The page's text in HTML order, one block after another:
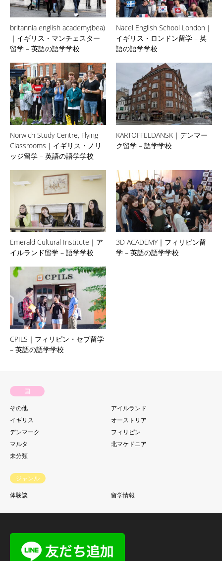
britannia english academy(bea)
｜イギリス・マンチェスター
留学 – 英語の語学学校
Nacel English School London｜
イギリス・ロンドン留学 – 英
語の語学学校
Norwich Study Centre, Flying
Classrooms｜イギリス・ノリ
ッジ留学 – 英語の語学学校
KARTOFFELDANSK｜デンマー
ク留学 – 語学学校
Emerald Cultural Institute｜ア
イルランド留学 – 語学学校
3D ACADEMY｜フィリピン留
学 – 英語の語学学校
CPILS｜フィリピン・セブ留学
– 英語の語学学校
国
その他
アイルランド
イギリス
オーストリア
デンマーク
フィリピン
マルタ
北マケドニア
未分類
ジャンル
体験談
留学情報